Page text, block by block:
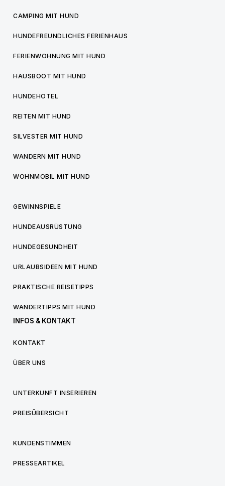
CAMPING MIT HUND
HUNDEFREUNDLICHES FERIENHAUS
FERIENWOHNUNG MIT HUND
HAUSBOOT MIT HUND
HUNDEHOTEL
REITEN MIT HUND
SILVESTER MIT HUND
WANDERN MIT HUND
WOHNMOBIL MIT HUND
GEWINNSPIELE
HUNDEAUSRÜSTUNG
HUNDEGESUNDHEIT
URLAUBSIDEEN MIT HUND
PRAKTISCHE REISETIPPS
WANDERTIPPS MIT HUND
INFOS & KONTAKT
KONTAKT
ÜBER UNS
UNTERKUNFT INSERIEREN
PREISÜBERSICHT
KUNDENSTIMMEN
PRESSEARTIKEL